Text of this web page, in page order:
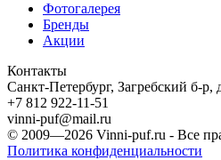
Фотогалерея
Бренды
Акции
Контакты
Санкт-Петербург, Загребский б-р,
+7 812 922-11-51
vinni-puf@mail.ru
© 2009—2026 Vinni-puf.ru - Все
Политика конфиденциальности